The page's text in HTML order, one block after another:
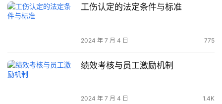
工伤认定的法定条件与标准
2024 年 7 月 4 日 775
绩效考核与员工激励机制
2024 年 7 月 4 日 1.4K